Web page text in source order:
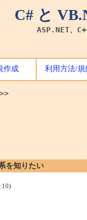
C# と
ASP.NET、
作成 利用方法/規
を知りたい